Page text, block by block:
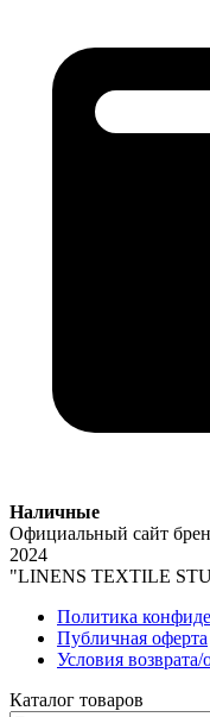
Наличные
Официальный сайт
2024
"LINENS TEXTILE
Политика
Публичная оферта
Условия возврата/
Каталог товаров